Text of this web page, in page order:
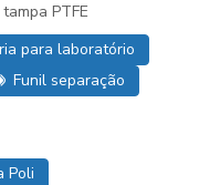
PTFE
para laboratório
Funil separação
Poli